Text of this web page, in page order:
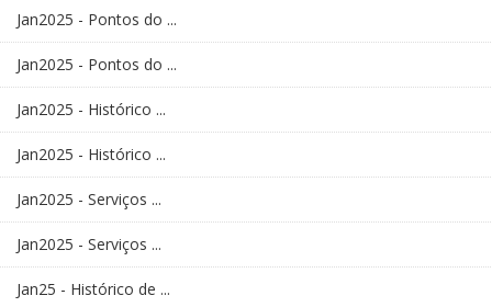
Jan2025 - Pontos do ...
Jan2025 - Pontos do ...
Jan2025 - Histórico ...
Jan2025 - Histórico ...
Jan2025 - Serviços ...
Jan2025 - Serviços ...
Jan25 - Histórico de ...